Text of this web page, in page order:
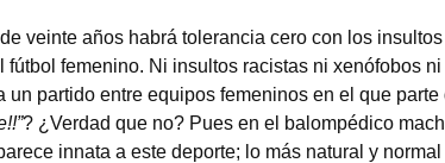
veinte años habrá tolerancia cero con los
fútbol femenino. Ni insultos racistas ni xenófobos
un partido entre equipos femeninos en el que
? ¿Verdad que no? Pues en el balompédico
innata a este deporte; lo más natural y